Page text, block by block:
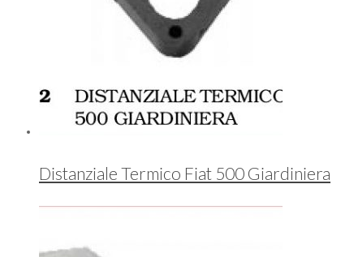
Distanziale Termico Fiat 500 Giardiniera